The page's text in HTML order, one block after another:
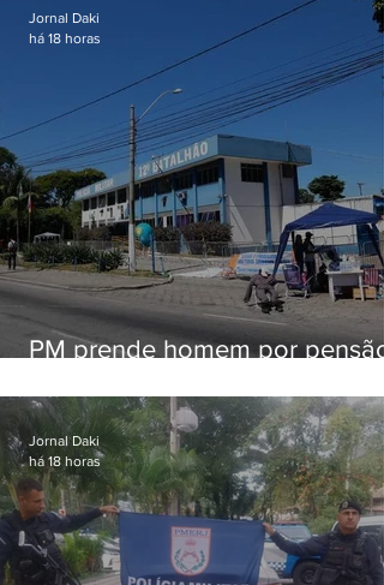
PM prende homem por pensão
Jornal Daki
há 18 horas
Jornal Daki
há 18 horas